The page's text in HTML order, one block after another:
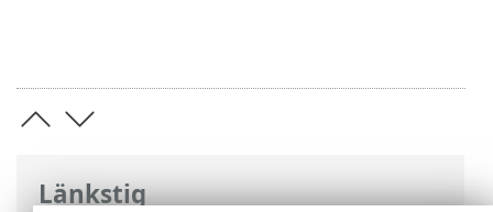
Länkstig